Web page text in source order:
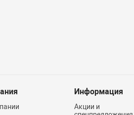
Информация
Акции и